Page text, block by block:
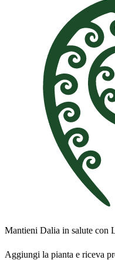
Mantieni Dalia in salute con
Aggiungi la pianta e riceva